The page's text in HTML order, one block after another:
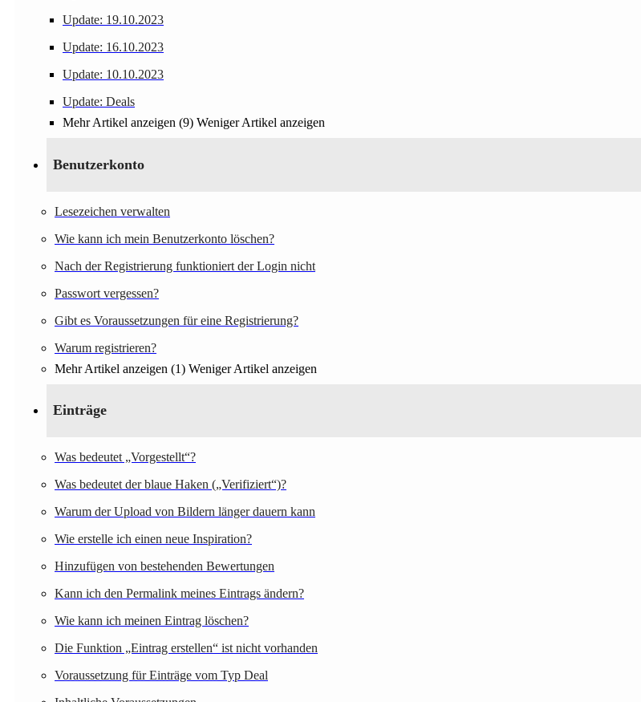
Update: 19.10.2023
Update: 16.10.2023
Update: 10.10.2023
Update: Deals
Mehr Artikel anzeigen (9) Weniger Artikel anzeigen
Benutzerkonto
Lesezeichen verwalten
Wie kann ich mein Benutzerkonto löschen?
Nach der Registrierung funktioniert der Login nicht
Passwort vergessen?
Gibt es Voraussetzungen für eine Registrierung?
Warum registrieren?
Mehr Artikel anzeigen (1) Weniger Artikel anzeigen
Einträge
Was bedeutet „Vorgestellt“?
Was bedeutet der blaue Haken („Verifiziert“)?
Warum der Upload von Bildern länger dauern kann
Wie erstelle ich einen neue Inspiration?
Hinzufügen von bestehenden Bewertungen
Kann ich den Permalink meines Eintrags ändern?
Wie kann ich meinen Eintrag löschen?
Die Funktion „Eintrag erstellen“ ist nicht vorhanden
Voraussetzung für Einträge vom Typ Deal